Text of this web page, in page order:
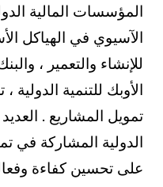
المؤسسات المالية
الآسيوي في الهياكل
للإنشاء والتعمير ،
الأوبك للتنمية
تمويل المشاريع .
الدولية المشاركة
على تحسين كفاءة